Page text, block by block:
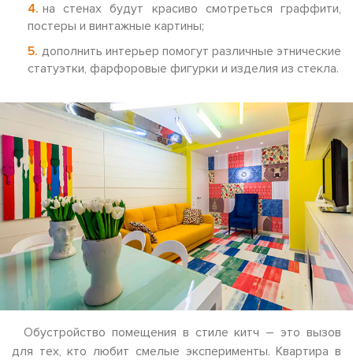
на стенах будут красиво смотреться граффити,
постеры и винтажные картины;
дополнить интерьер помогут различные этнические
статуэтки, фарфоровые фигурки и изделия из стекла.
Обустройство помещения в стиле китч – это вызов
для тех, кто любит смелые эксперименты. Квартира в